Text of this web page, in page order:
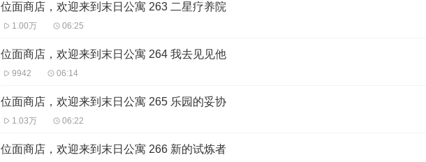
位面商店，欢迎来到末日公寓 263 二星疗养院
1.00万 06:25
位面商店，欢迎来到末日公寓 264 我去见见他
9942 06:14
位面商店，欢迎来到末日公寓 265 乐园的妥协
1.03万 06:22
位面商店，欢迎来到末日公寓 266 新的试炼者